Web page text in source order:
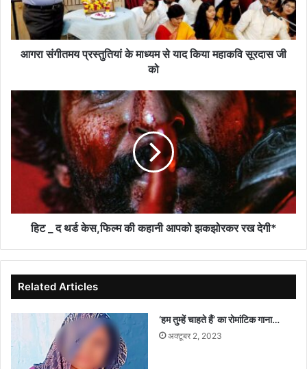
याद
किया
महाकवि
सूरदास
आगरा संगीतमय प्रस्तुतियां के माध्यम से याद किया महाकवि सूरदास जी
को
हिट
थर्ड
केस,फिल्म
झकझोरकर
हिट _ द थर्ड केस,फिल्म की कहानी आपको झकझोरकर रख देगी*
Related Articles
‘हम तुम्हें चाहते हैं’ का रोमांटिक गाना…
अक्टूबर 2, 2023